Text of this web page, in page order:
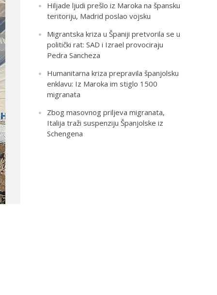
Hiljade ljudi prešlo iz Maroka na špansku
teritoriju, Madrid poslao vojsku
Migrantska kriza u Španiji pretvorila se u
politički rat: SAD i Izrael provociraju
Pedra Sancheza
Humanitarna kriza prepravila španjolsku
enklavu: Iz Maroka im stiglo 1500
migranata
Zbog masovnog priljeva migranata,
Italija traži suspenziju Španjolske iz
Schengena